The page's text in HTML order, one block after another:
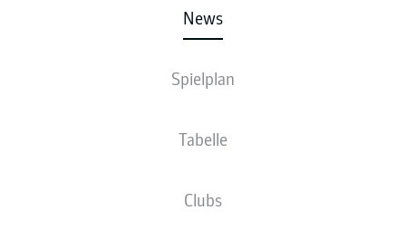
News
Spielplan
Tabelle
Clubs
- © IMAGO/Maximilian Koch